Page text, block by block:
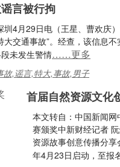
言被行拘
4月29日电（王星、曹欢庆
交通事故”。经查，该信息
未发生警情……更多
故,谣言,特大,事故,男子
首届自然资源文化
本文转自：中国新闻
赛颁奖中新财经记者
资源故事创意传播分
年4月23日启动，至报